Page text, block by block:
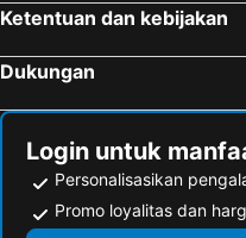
Ketentuan dan kebijakan
Dukungan
Login untuk
Personalisasikan
Promo loyalitas dan